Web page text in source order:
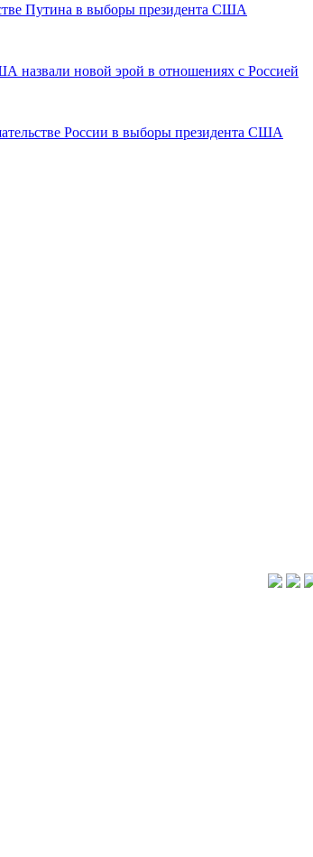
Путина в выборы президента США
назвали новой эрой в отношениях с Россией
России в выборы президента США